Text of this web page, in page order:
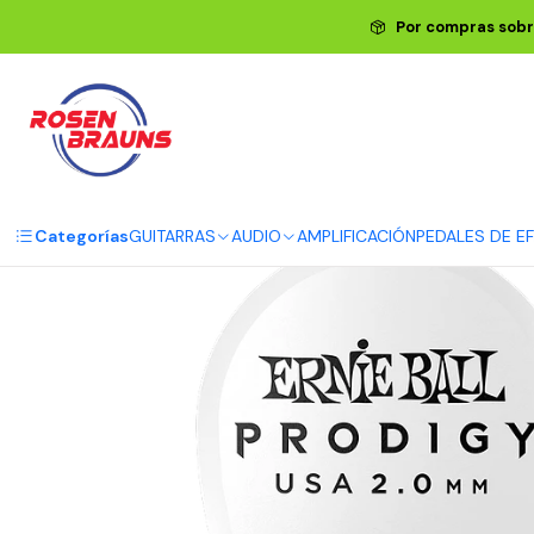
CategoríasGUITARRAS AUDIO AMPLIFICACIÓNPEDALES DE
Por compras
ERNIE BALL